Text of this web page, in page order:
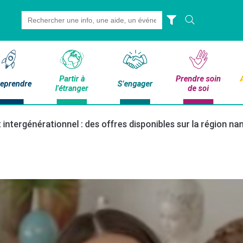
Search
for:
Partir à
l'étranger
S'engager
Prendre soin
de soi
intergénérationnel : des offres disponibles sur la région